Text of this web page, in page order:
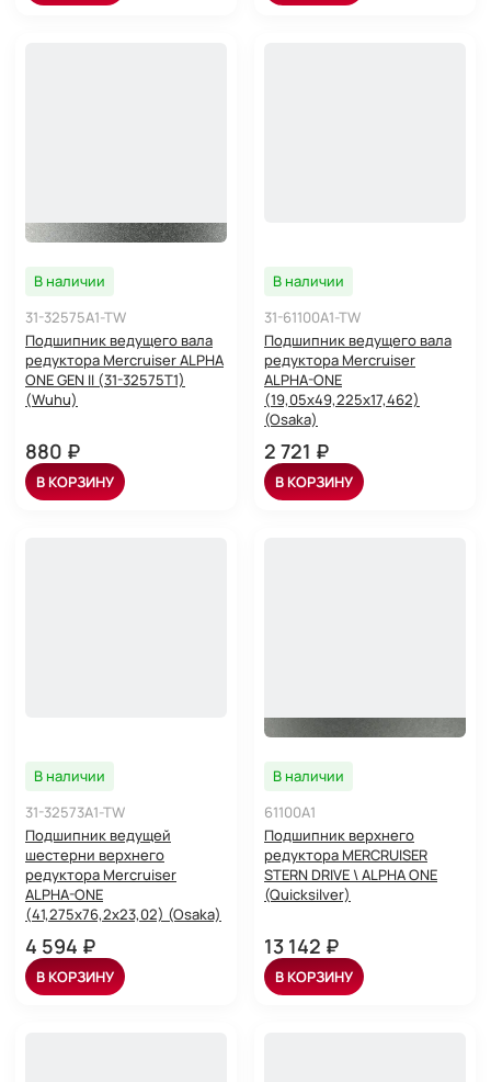
В наличии
31-32575A1-TW
Подшипник ведущего вала
редуктора Mercruiser ALPHA
ONE GEN II (31-32575T1)
(Wuhu)
880 ₽
В КОРЗИНУ
В наличии
31-61100A1-TW
Подшипник ведущего вала
редуктора Mercruiser
ALPHA-ONE
(19,05x49,225x17,462)
(Osaka)
2 721 ₽
В КОРЗИНУ
В наличии
31-32573A1-TW
Подшипник ведущей
шестерни верхнего
редуктора Mercruiser
ALPHA-ONE
(41,275x76,2x23,02) (Osaka)
4 594 ₽
В КОРЗИНУ
В наличии
61100A1
Подшипник верхнего
редуктора MERCRUISER
STERN DRIVE \ ALPHA ONE
(Quicksilver)
13 142 ₽
В КОРЗИНУ